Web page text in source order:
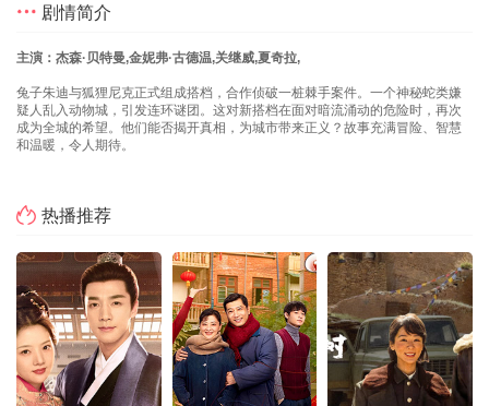
剧情简介
主演：杰森·贝特曼,金妮弗·古德温,关继威,夏奇拉,
兔子朱迪与狐狸尼克正式组成搭档，合作侦破一桩棘手案件。一个神秘蛇类嫌
疑人乱入动物城，引发连环谜团。这对新搭档在面对暗流涌动的危险时，再次
成为全城的希望。他们能否揭开真相，为城市带来正义？故事充满冒险、智慧
和温暖，令人期待。
热播推荐